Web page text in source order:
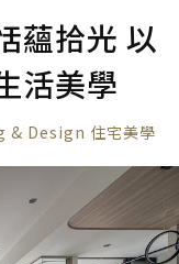
蘊拾光 以
活美學
& Design 住宅美學